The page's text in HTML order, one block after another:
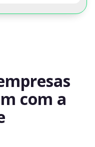
com a